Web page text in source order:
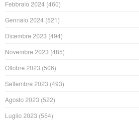
Febbraio 2024 (460)
Gennaio 2024 (521)
Dicembre 2023 (494)
Novembre 2023 (485)
Ottobre 2023 (506)
Settembre 2023 (493)
Agosto 2023 (522)
Luglio 2023 (554)